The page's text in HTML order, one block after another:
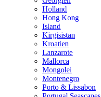
Holland
Hong Kong
Island
Kirgisistan
Kroatien
Lanzarote
Mallorca
Mongolei
Montenegro
Porto & Lissabon